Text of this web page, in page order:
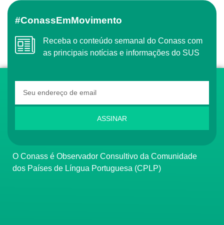
#ConassEmMovimento
Receba o conteúdo semanal do Conass com
as principais notícias e informações do SUS
ASSINAR
O Conass é Observador Consultivo da Comunidade
dos Países de Língua Portuguesa (CPLP)